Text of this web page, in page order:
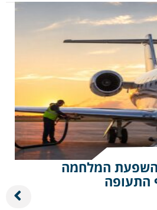
השפעת המלחמה
התעופה